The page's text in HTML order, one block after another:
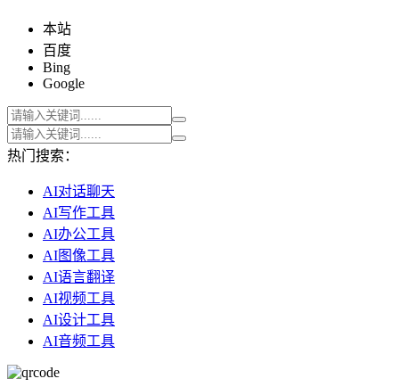
本站
百度
Bing
Google
热门搜索：
AI对话聊天
AI写作工具
AI办公工具
AI图像工具
AI语言翻译
AI视频工具
AI设计工具
AI音频工具